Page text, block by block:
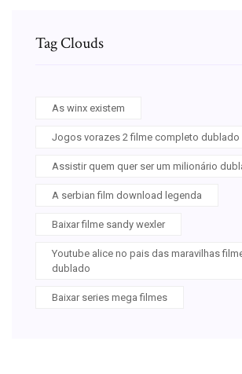
Tag Clouds
As winx existem
Jogos vorazes 2 filme completo
Assistir quem quer ser um milionário
A serbian film download legenda
Baixar filme sandy wexler
Youtube alice no pais das maravilhas
dublado
Baixar series mega filmes